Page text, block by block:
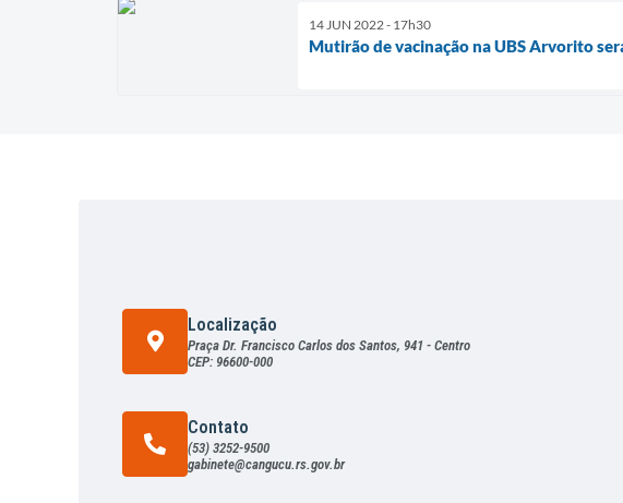
14 JUN 2022 - 17h30
Mutirão de vacinação na UBS Arvorito
Localização
Praça Dr. Francisco Carlos dos Santos, 941 - Centro
CEP: 96600-000
Contato
(53) 3252-9500
gabinete@cangucu.rs.gov.br